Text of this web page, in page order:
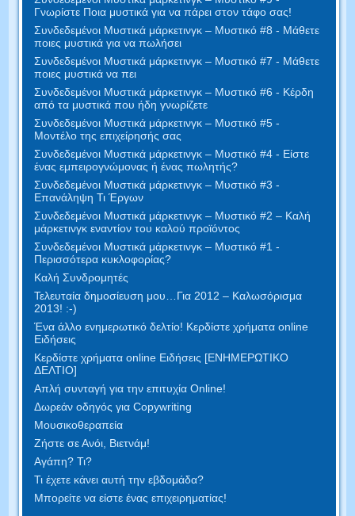
Γνωρίστε Ποια μυστικά για να πάρει στον τάφο σας!
Συνδεδεμένοι Μυστικά μάρκετινγκ – Μυστικό #8 - Μάθετε
ποιες μυστικά για να πωλήσει
Συνδεδεμένοι Μυστικά μάρκετινγκ – Μυστικό #7 - Μάθετε
ποιες μυστικά να πει
Συνδεδεμένοι Μυστικά μάρκετινγκ – Μυστικό #6 - Κέρδη
από τα μυστικά που ήδη γνωρίζετε
Συνδεδεμένοι Μυστικά μάρκετινγκ – Μυστικό #5 -
Μοντέλο της επιχείρησής σας
Συνδεδεμένοι Μυστικά μάρκετινγκ – Μυστικό #4 - Είστε
ένας εμπειρογνώμονας ή ένας πωλητής?
Συνδεδεμένοι Μυστικά μάρκετινγκ – Μυστικό #3 -
Επανάληψη Τι Έργων
Συνδεδεμένοι Μυστικά μάρκετινγκ – Μυστικό #2 – Καλή
μάρκετινγκ εναντίον του καλού προϊόντος
Συνδεδεμένοι Μυστικά μάρκετινγκ – Μυστικό #1 -
Περισσότερα κυκλοφορίας?
Καλή Συνδρομητές
Τελευταία δημοσίευση μου…Για 2012 – Καλωσόρισμα
2013! :-)
Ένα άλλο ενημερωτικό δελτίο! Κερδίστε χρήματα online
Ειδήσεις
Κερδίστε χρήματα online Ειδήσεις [ΕΝΗΜΕΡΩΤΙΚΟ
ΔΕΛΤΙΟ]
Απλή συνταγή για την επιτυχία Online!
Δωρεάν οδηγός για Copywriting
Μουσικοθεραπεία
Ζήστε σε Ανόι, Βιετνάμ!
Αγάπη? Τι?
Τι έχετε κάνει αυτή την εβδομάδα?
Μπορείτε να είστε ένας επιχειρηματίας!